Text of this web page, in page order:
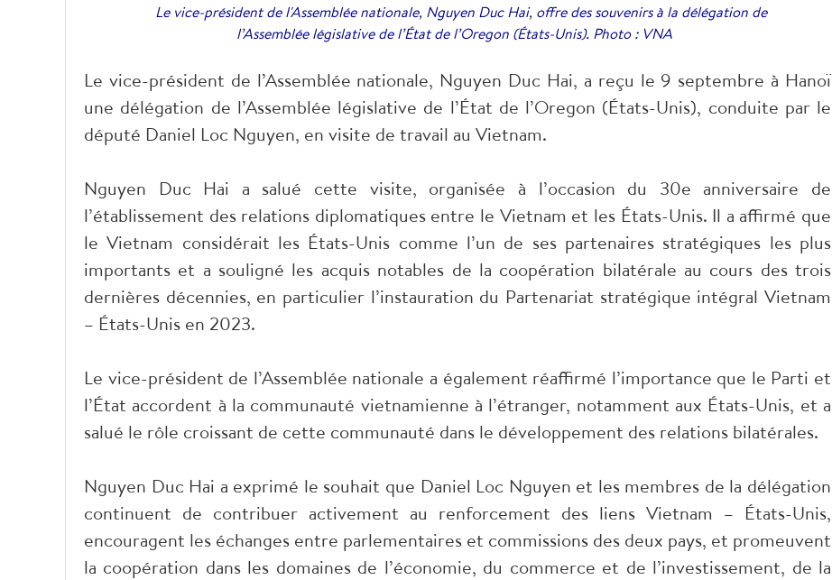
Le vice-président de l'Assemblée nationale, Nguyen Duc Hai, offre des souvenirs à la délégation de
l’Assemblée législative de l’État de l’Oregon (États-Unis). Photo : VNA
Le vice-président de l’Assemblée nationale, Nguyen Duc Hai, a reçu le 9 septembre à Hanoï
une délégation de l’Assemblée législative de l’État de l’Oregon (États-Unis), conduite par le
député Daniel Loc Nguyen, en visite de travail au Vietnam.
Nguyen Duc Hai a salué cette visite, organisée à l’occasion du 30e anniversaire de
l’établissement des relations diplomatiques entre le Vietnam et les États-Unis. Il a affirmé que
le Vietnam considérait les États-Unis comme l’un de ses partenaires stratégiques les plus
importants et a souligné les acquis notables de la coopération bilatérale au cours des trois
dernières décennies, en particulier l’instauration du Partenariat stratégique intégral Vietnam
– États-Unis en 2023.
Le vice-président de l’Assemblée nationale a également réaffirmé l’importance que le Parti et
l’État accordent à la communauté vietnamienne à l’étranger, notamment aux États-Unis, et a
salué le rôle croissant de cette communauté dans le développement des relations bilatérales.
Nguyen Duc Hai a exprimé le souhait que Daniel Loc Nguyen et les membres de la délégation
continuent de contribuer activement au renforcement des liens Vietnam – États-Unis,
encouragent les échanges entre parlementaires et commissions des deux pays, et promeuvent
la coopération dans les domaines de l’économie, du commerce et de l’investissement, de la